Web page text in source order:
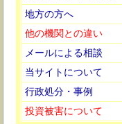
地方の方へ
他の機関との違い
メールによる相談
当サイトについて
行政処分・事例
投資被害について